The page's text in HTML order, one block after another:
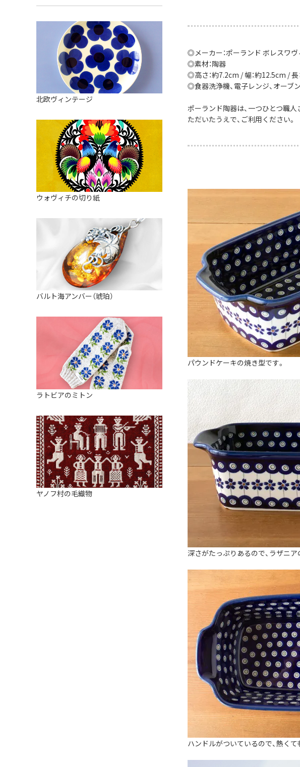
◎メーカー：ポーランド ボレスワヴ
◎素材：陶器
◎高さ：約7.2cm / 幅：約12.5cm / 長
◎食器洗浄機、電子レンジ、オーブ
ポーランド陶器は、一つひとつ職
ただいたうえで、ご利用ください。
パウンドケーキの焼き型です。
深さがたっぷりあるので、ラザニ
ハンドルがついているので、熱くて
スープカップ
そば猪口・フリーカップ
ココット
薬味入れ
ミキシングボウル
すべて見る
オーナメント
クリーマー
バス・洗面用品
家具小物
小物入れ
アロマポット
バスケット
装飾用タイル・プレート
ミニチュア
天使さま
カードスタンド
マグネット
すべて見る
ペンダントトップ
すべて見る
北欧ヴィンテージ
ウォヴィチの切り紙
バルト海アンバー（琥珀）
ラトビアのミトン
ヤノフ村の毛織物